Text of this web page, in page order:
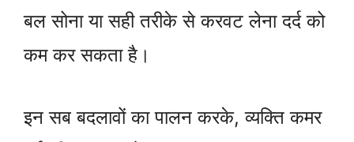
बल सोना या सही तरीके से करवट लेना दर्द को
कम कर सकता है।
इन सब बदलावों का पालन करके, व्यक्ति कमर